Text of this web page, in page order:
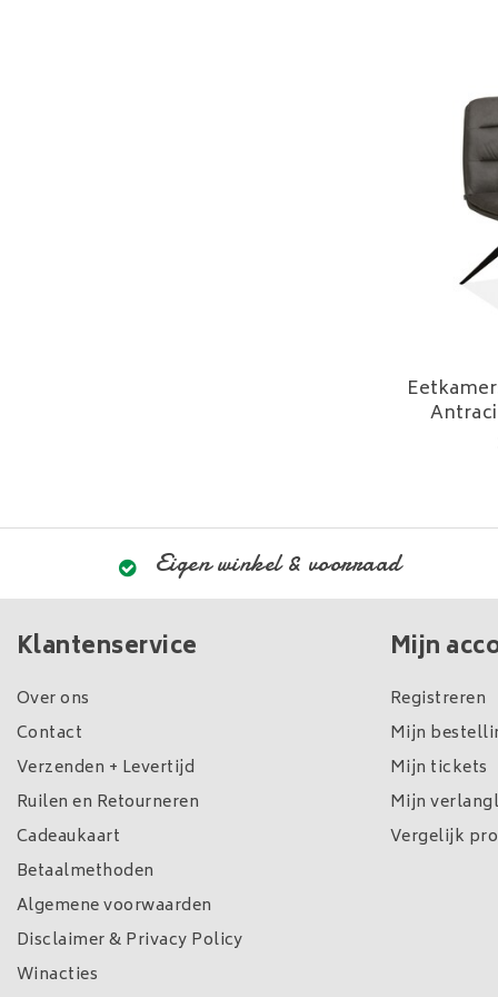
Eigen winkel & voorraad
Klantenservice
Over ons
Contact
Verzenden + Levertijd
Ruilen en Retourneren
Cadeaukaart
Betaalmethoden
Algemene voorwaarden
Disclaimer & Privacy Policy
Winacties
Mijn
Registreren
Mijn
Mijn tickets
Mijn
Vergelijk